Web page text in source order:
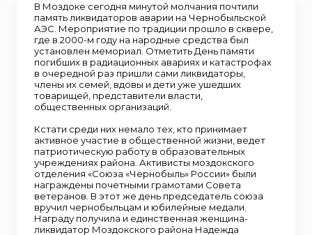
В Моздоке сегодня минутой молчания почтили
память ликвидаторов аварии на Чернобыльской
АЭС. Мероприятие по традиции прошло в сквере,
где в 2000-м году на народные средства был
установлен мемориал. Отметить День памяти
погибших в радиационных авариях и катастрофах
в очередной раз пришли сами ликвидаторы,
члены их семей, вдовы и дети уже ушедших
товарищей, представители власти,
общественных организаций.
Кстати среди них немало тех, кто принимает
активное участие в общественной жизни, ведет
патриотическую работу в образовательных
учреждениях района. Активисты моздокского
отделения «Союза «Чернобыль» России» были
награждены почетными грамотами Совета
ветеранов. В этот же день председатель союза
вручил чернобыльцам и юбилейные медали.
Награду получила и единственная женщина-
ликвидатор Моздокского района Надежда